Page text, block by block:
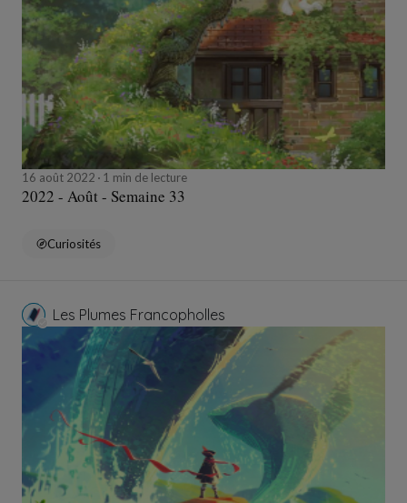
16 août 2022 1 min de lecture
2022 - Août - Semaine 33
Curiosités
Les Plumes Francopholles